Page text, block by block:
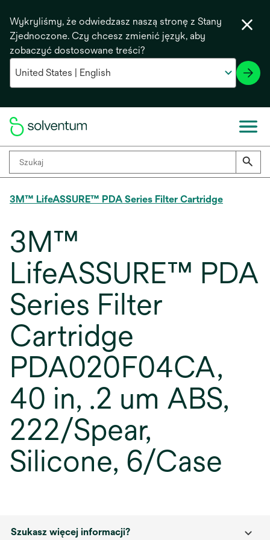
Wykryliśmy, że odwiedzasz naszą stronę z Stany
Zjednoczone. Czy chcesz zmienić język, aby
zobaczyć dostosowane treści?
3M™ LifeASSURE™ PDA Series Filter Cartridge
3M™
LifeASSURE™ PDA
Series Filter
Cartridge
PDA020F04CA,
40 in, .2 um ABS,
222/Spear,
Silicone, 6/Case
Szukasz więcej informacji?